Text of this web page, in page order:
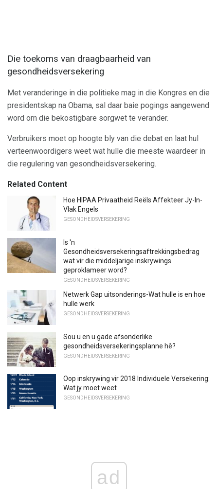
Die toekoms van draagbaarheid van
gesondheidsversekering
Met veranderinge in die politieke mag in die Kongres en die
presidentskap na Obama, sal daar baie pogings aangewend
word om die bekostigbare sorgwet te verander.
Verbruikers moet op hoogte bly van die debat en laat hul
verteenwoordigers weet wat hulle die meeste waardeer in
die regulering van gesondheidsversekering.
Related Content
Hoe HIPAA Privaatheid Reëls Affekteer Jy-In-
Vlak Engels
GESONDHEIDSVERSEKERING
Is 'n
Gesondheidsversekeringsaftrekkingsbedrag
wat vir die middeljarige inskrywings
geproklameer word?
GESONDHEIDSVERSEKERING
Netwerk Gap uitsonderings-Wat hulle is en hoe
hulle werk
GESONDHEIDSVERSEKERING
Sou u en u gade afsonderlike
gesondheidsversekeringsplanne hê?
GESONDHEIDSVERSEKERING
Oop inskrywing vir 2018 Individuele Versekering:
Wat jy moet weet
GESONDHEIDSVERSEKERING
ad